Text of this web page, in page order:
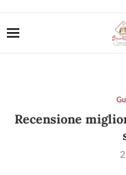
Recensione